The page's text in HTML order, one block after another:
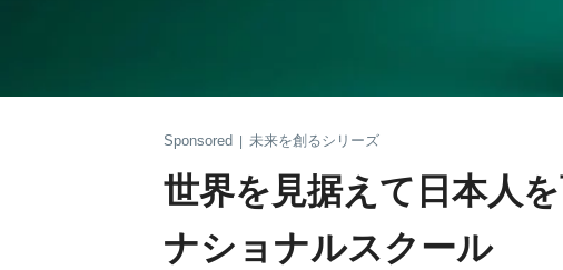
Sponsored | 未来を創るシリーズ
世界を見据えて日本人
ナショナルスクール